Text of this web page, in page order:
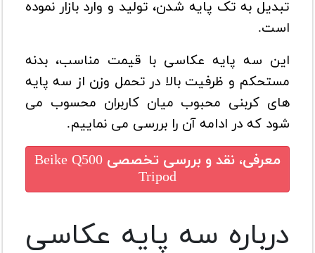
تبدیل به تک پایه شدن، تولید و وارد بازار نموده
است.
این سه پایه عکاسی با قیمت مناسب، بدنه
مستحکم و ظرفیت بالا در تحمل وزن از سه پایه
های کربنی محبوب میان کاربران محسوب می
شود که در ادامه آن را بررسی می نماییم.
معرفی، نقد و بررسی تخصصی Beike Q500
Tripod
درباره سه پایه عکاسی